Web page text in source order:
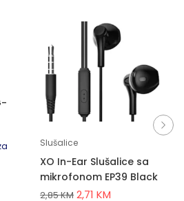
Slušalice
XO In-Ear Slušalice sa
mikrofonom EP39 Black
2,85KM 2,71 KM